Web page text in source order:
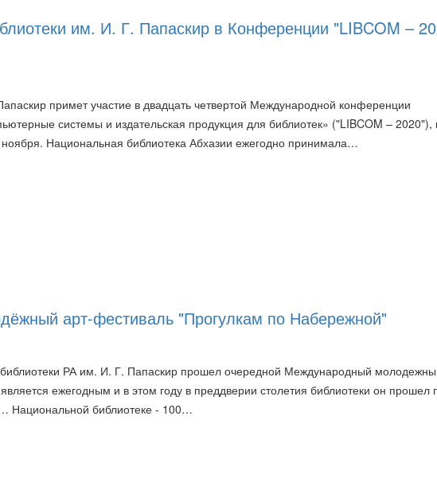
им. И. Г. Папаскир в Конференции "LIBCOM –
примет участие в двадцать четвертой Международной конференции
системы и издательская продукция для библиотек» ("LIBCOM – 2020"),
Национальная библиотека Абхазии ежегодно принимала…
арт-фестиваль "Прогулкам по Набережной"
РА им. И. Г. Папаскир прошел очередной Международный
ежегодным и в этом году в преддверии столетия библиотеки он прошел
Национальной библиотеке - 100…